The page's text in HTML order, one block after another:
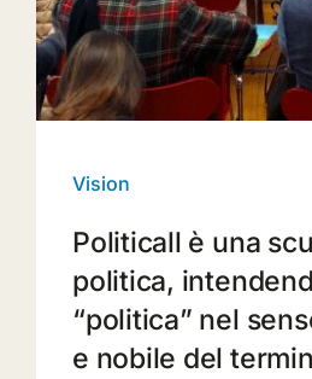
Vision
Politicall è una
politica,
“politica” nel
e nobile del